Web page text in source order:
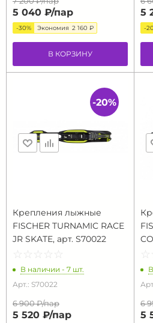
5 040 ₽/пар
-30% Экономия 2 160 ₽
В КОРЗИНУ
5
-
Крепления лыжные
FISCHER TURNAMIC RACE
JR SKATE, арт. S70022
☆ ☆ ☆ ☆ ☆
★ ★ ★ ★ ★
В наличии - 7 шт.
Арт.: S70022
6 900 ₽/пар
5 520 ₽/пар
-20%
☆★
6
5